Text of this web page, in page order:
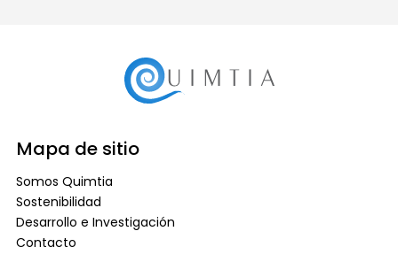
Mapa de sitio
Somos Quimtia
Sostenibilidad
Desarrollo e Investigación
Contacto